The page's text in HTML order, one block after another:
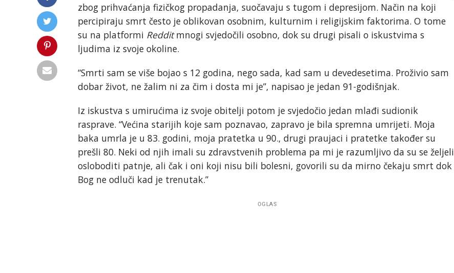
zbog prihvaćanja fizičkog propadanja, suočavaju s tugom i depresijom. Način na koji
percipiraju smrt često je oblikovan osobnim, kulturnim i religijskim faktorima. O tome
su na platformi Redditmnogi svjedočili osobno, dok su drugi pisali o iskustvima s
ljudima iz svoje okoline.
“Smrti sam se više bojao s 12 godina, nego sada, kad sam u devedesetima. Proživio sam
dobar život, ne žalim ni za čim i dosta mi je”, napisao je jedan 91-godišnjak.
Iz iskustva s umirućima iz svoje obitelji potom je svjedočio jedan mlađi sudionik
rasprave. “Većina starijih koje sam poznavao, zapravo je bila spremna umrijeti. Moja
baka umrla je u 83. godini, moja pratetka u 90., drugi praujaci i pratetke također su
prešli 80. Neki od njih imali su zdravstvenih problema pa mi je razumljivo da su se željeli
osloboditi patnje, ali čak i oni koji nisu bili bolesni, govorili su da mirno čekaju smrt dok
Bog ne odluči kad je trenutak.”
OGLAS